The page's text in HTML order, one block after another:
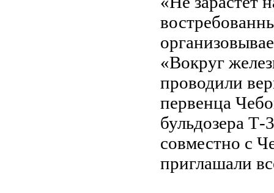
«Вокруг
проводили
первенца
бульдозера Т-
совместно с
приглашали